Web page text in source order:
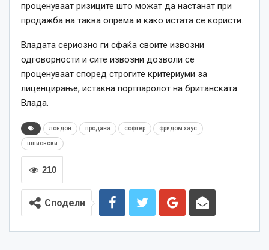
проценуваат ризиците што можат да настанат при
продажба на таква опрема и како истата се користи.
Владата сериозно ги сфаќа своите извозни
одговорности и сите извозни дозволи се
проценуваат според строгите критериуми за
лиценцирање, истакна портпаролот на британската
Влада.
лондон продава софтер фридом хаус
шпионски
210
Сподели